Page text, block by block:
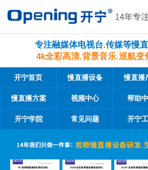
专注融媒体电视台.传媒等慢
4k全彩高清.背景音乐.巡航变
开宁首页 慢直播设备 慢直播
慢直播方案 视频中心 帮助
开宁学院 常见问题 开宁